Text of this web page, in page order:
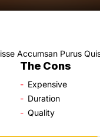
Accumsan Purus
The Cons
Expensive
Duration
Quality